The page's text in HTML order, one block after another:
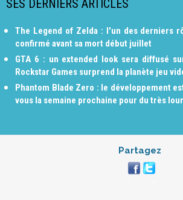
SES DERNIERS ARTICLES
The Legend of Zelda : l'un des derniers
confirmé avant sa mort début juillet
GTA 6 : un extended look sera diffusé
Rockstar Games surprend la planète jeu
Phantom Blade Zero : le développement
vous la semaine prochaine pour du très
Partagez